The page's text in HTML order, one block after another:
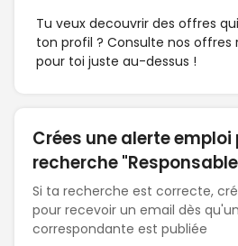
Tu veux decouvrir des offres
ton profil ? Consulte nos
pour toi juste au-dessus !
Crées une alerte emploi
recherche
Si ta recherche est correcte,
pour recevoir un email dès
correspondante est publiée